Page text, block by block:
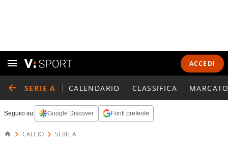
ACCEDI
SERIE A CALENDARIO CLASSIFICA
Seguici su: Google Discover Fonti preferite
CALCIO SERIE A